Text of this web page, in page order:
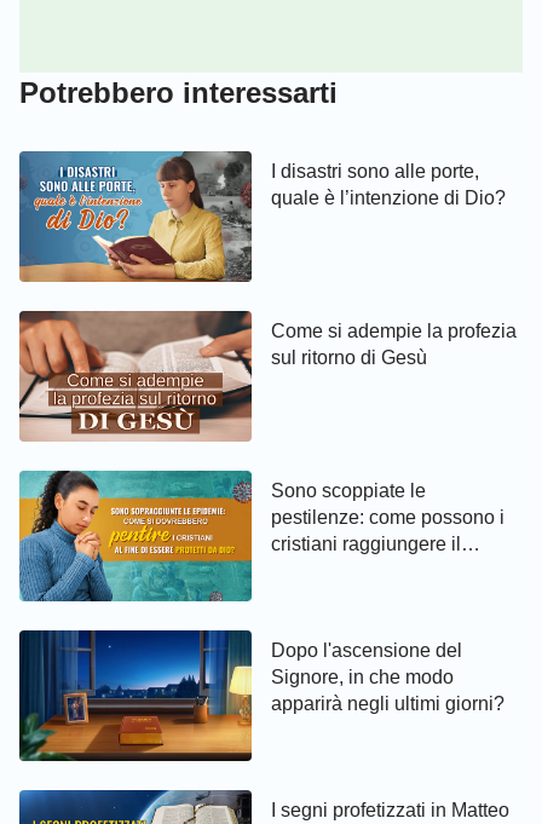
Potrebbero interessarti
I disastri sono alle porte,
quale è l’intenzione di Dio?
Come si adempie la profezia
sul ritorno di Gesù
Sono scoppiate le
pestilenze: come possono i
cristiani raggiungere il
Dopo l'ascensione del
Signore, in che modo
apparirà negli ultimi giorni?
I segni profetizzati in Matteo